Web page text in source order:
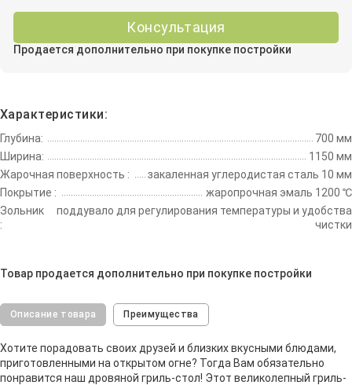
Консультация
Продается дополнительно при покупке постройки
Характеристики:
Глубина:
700 мм
Ширина:
1150 мм
Жарочная поверхность :
закаленная углеродистая сталь 10 мм
Покрытие :
жаропрочная эмаль 1200 ℃
Зольник
:
поддувало для регулирования температуры и удобства
чистки
Товар продается дополнительно при покупке постройки
Описание товара Преимущества
Хотите порадовать своих друзей и близких вкусными блюдами,
приготовленными на открытом огне? Тогда Вам обязательно
понравится наш дровяной гриль-стол! Этот великолепный гриль-